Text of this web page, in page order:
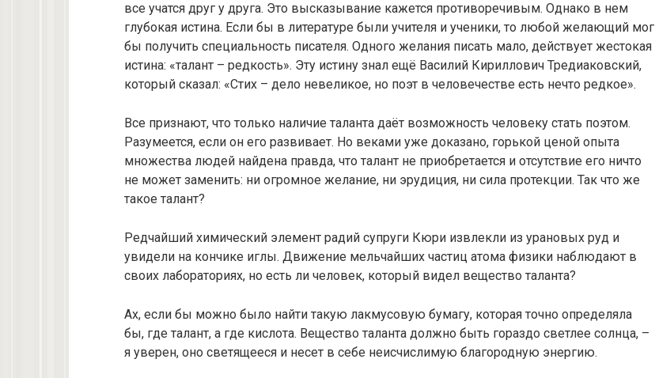
все учатся друг у друга. Это высказывание кажется противоречивым. Однако в нем
глубокая истина. Если бы в литературе были учителя и ученики, то любой желающий мог
бы получить специальность писателя. Одного желания писать мало, действует жестокая
истина: «талант – редкость». Эту истину знал ещё Василий Кириллович Тредиаковский,
который сказал: «Стих – дело невеликое, но поэт в человечестве есть нечто редкое».
Все признают, что только наличие таланта даёт возможность человеку стать поэтом.
Разумеется, если он его развивает. Но веками уже доказано, горькой ценой опыта
множества людей найдена правда, что талант не приобретается и отсутствие его ничто
не может заменить: ни огромное желание, ни эрудиция, ни сила протекции. Так что же
такое талант?
Редчайший химический элемент радий супруги Кюри извлекли из урановых руд и
увидели на кончике иглы. Движение мельчайших частиц атома физики наблюдают в
своих лабораториях, но есть ли человек, который видел вещество таланта?
Ах, если бы можно было найти такую лакмусовую бумагу, которая точно определяла
бы, где талант, а где кислота. Вещество таланта должно быть гораздо светлее солнца, –
я уверен, оно cветящееся и несет в себе неисчислимую благородную энергию.